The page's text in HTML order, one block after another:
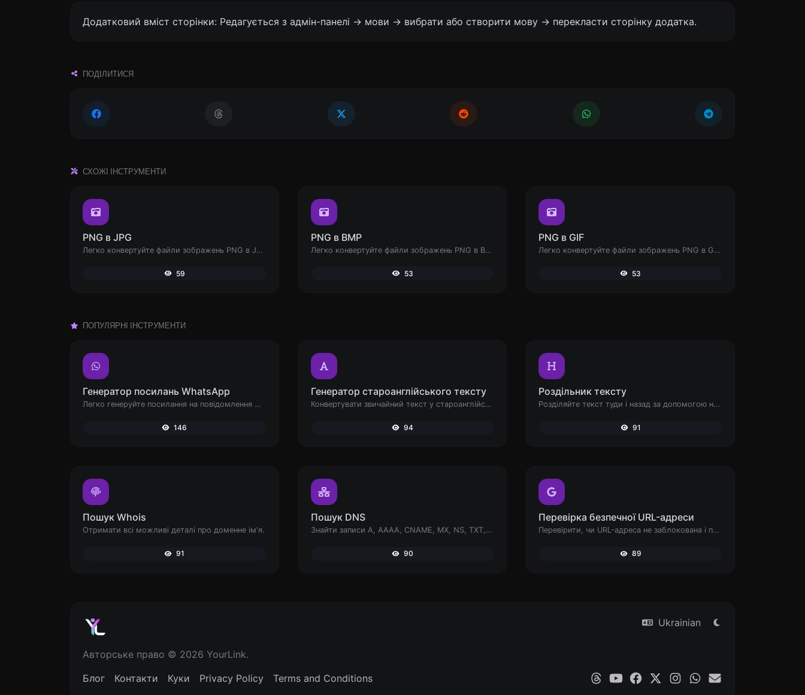
Додатковий вміст сторінки: Редагується з адмін-панелі -> мови -> вибрати або створити мову -> перекласти сторінку додатка.
ПОДІЛИТИСЯ
СХОЖІ ІНСТРУМЕНТИ
PNG в JPG
Легко конвертуйте файли зображень PNG в JPG.
59
PNG в BMP
Легко конвертуйте файли зображень PNG в BMP.
53
PNG в GIF
Легко конвертуйте файли зображень PNG в GIF.
53
ПОПУЛЯРНІ ІНСТРУМЕНТИ
Генератор посилань WhatsApp
Легко генеруйте посилання на повідомлення WhatsApp.
146
Генератор староанглійського тексту
Конвертувати звичайний текст у староанглійський шрифт.
94
Роздільник тексту
Розділяйте текст туди і назад за допомогою нових рядків, ком, крапок... і т.д.
91
Пошук Whois
Отримати всі можливі деталі про доменне ім'я.
91
Пошук DNS
Знайти записи A, AAAA, CNAME, MX, NS, TXT, SOA DNS хоста.
90
Перевірка безпечної URL-адреси
Перевірити, чи URL-адреса не заблокована і позначена як безпечна/небезпечна Google.
89
Авторське право © 2026 YourLink.
Ukrainian
Блог Контакти Куки Privacy Policy Terms and Conditions